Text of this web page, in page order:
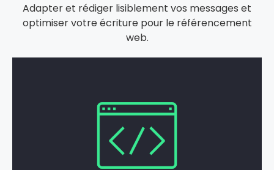
Adapter et rédiger lisiblement vos messages et
optimiser votre écriture pour le référencement
web.